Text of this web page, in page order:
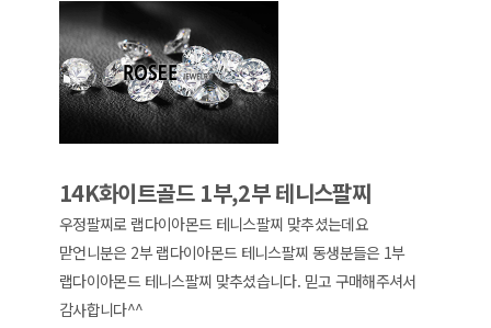
14K화이트골드 1부,2부 테니스팔찌
우정팔찌로 랩다이아몬드 테니스팔찌 맞추셨는데요
맏언니분은 2부 랩다이아몬드 테니스팔찌 동생분들은 1부
랩다이아몬드 테니스팔찌 맞추셨습니다. 믿고 구매해주셔서
감사합니다^^